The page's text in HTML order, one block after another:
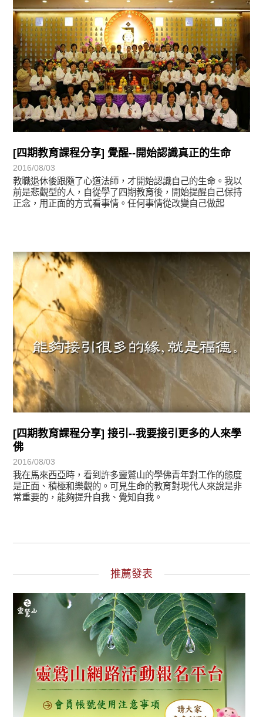
[四期教育課程分享] 覺醒--開始認識真正的生命
2016/08/03
教職退休後跟隨了心道法師，才開始認識自己的生命。我以
前是悲觀型的人，自從學了四期教育後，開始提醒自己保持
正念，用正面的方式看事情。任何事情從改變自己做起
[四期教育課程分享] 接引--我要接引更多的人來學
佛
2016/08/03
我在馬來西亞時，看到許多靈鷲山的學佛青年對工作的態度
是正面、積極和樂觀的。可見生命的教育對現代人來說是非
常重要的，能夠提升自我、覺知自我。
學習分享
推薦發表